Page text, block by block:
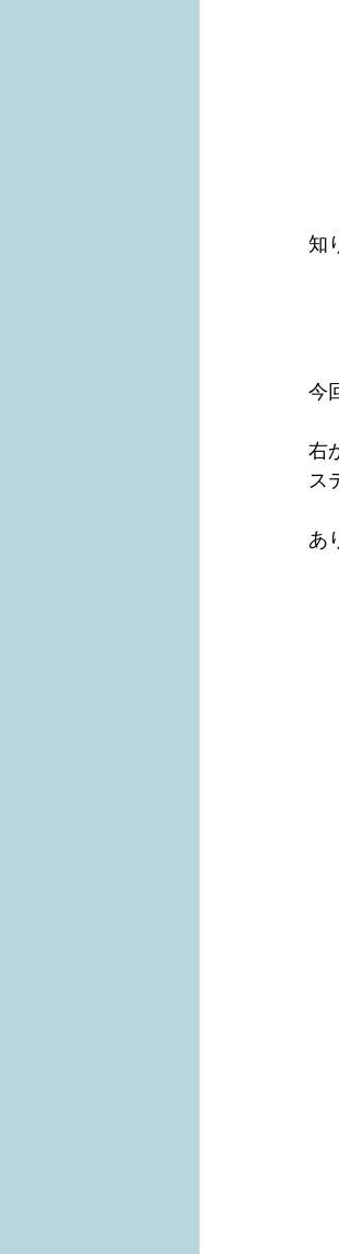
知
今
右
ス
あ